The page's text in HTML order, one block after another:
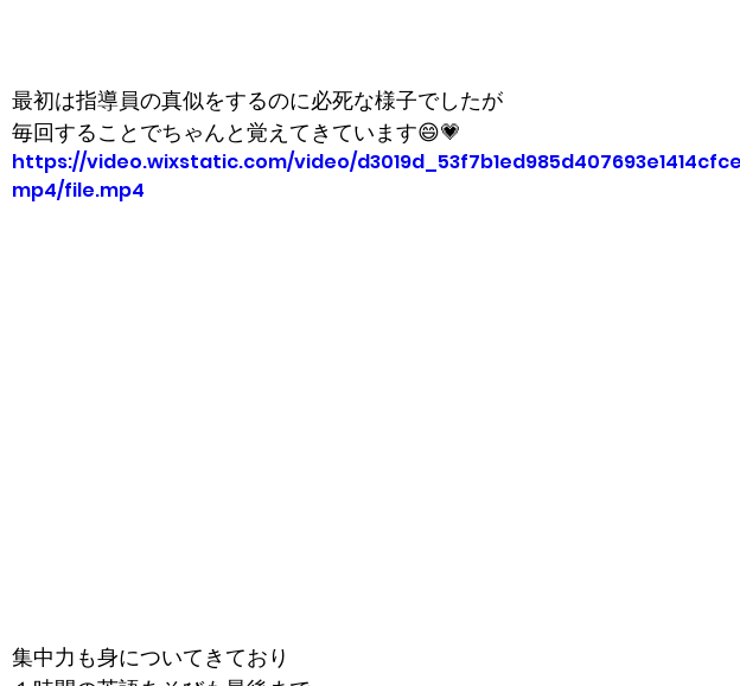
最初は指導員の真似をするのに必死な様子でしたが
毎回することでちゃんと覚えてきています😄💗
https://video.wixstatic.com/video/
mp4/file.mp4
集中力も身についてきており